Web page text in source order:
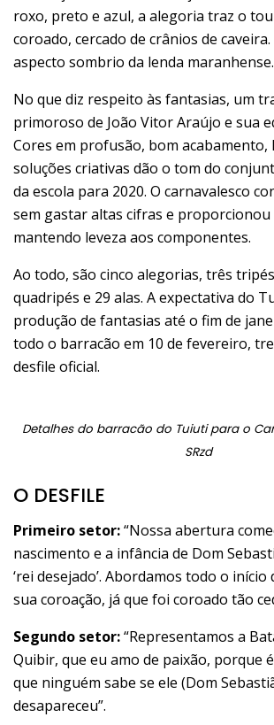
roxo, preto e azul, a alegoria traz o
coroado, cercado de crânios de
aspecto sombrio da lenda maranhense.
No que diz respeito às fantasias, um
primoroso de João Vitor Araújo e sua
Cores em profusão, bom acabamento,
soluções criativas dão o tom do
da escola para 2020. O carnavalesco
sem gastar altas cifras e
mantendo leveza aos componentes.
Ao todo, são cinco alegorias, três
quadripés e 29 alas. A expectativa do
produção de fantasias até o fim de
todo o barracão em 10 de fevereiro,
desfile oficial.
Detalhes do barracão do Tuiuti para o
SRzd
O DESFILE
Primeiro setor:“Nossa abertura
nascimento e a infância de Dom
‘rei desejado’. Abordamos todo o início
sua coroação, já que foi coroado tão
Segundo setor:“Representamos a
Quibir, que eu amo de paixão, porque
que ninguém sabe se ele (Dom
desapareceu”.